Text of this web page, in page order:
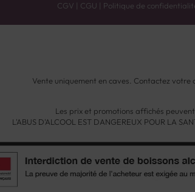
CGV | CGU | Politique de
Vente uniquement en caves. Contactez votre
Les prix et promotions affichés
L'ABUS D'ALCOOL EST DANGEREUX POUR LA